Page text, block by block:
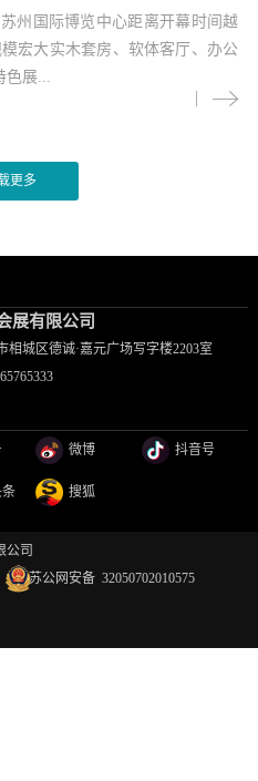
州国际博览中心距离开幕时间越
宏大实木套房、软体客厅、办公
展...
展有限公司
相城区德诚·嘉元广场写字楼2203室
微博 抖音号
搜狐
公司
苏公网安备 32050702010575